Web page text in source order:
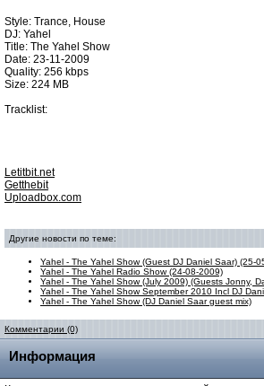
Style: Trance, House
DJ: Yahel
Title: The Yahel Show
Date: 23-11-2009
Quality: 256 kbps
Size: 224 MB
Tracklist:
Letitbit.net
Getthebit
Uploadbox.com
Другие новости по теме:
Yahel - The Yahel Show (Guest DJ Daniel Saar) (25-
Yahel - The Yahel Radio Show (24-08-2009)
Yahel - The Yahel Show (July 2009) (Guests Jonny,
Yahel - The Yahel Show September 2010 Incl DJ
Yahel - The Yahel Show (DJ Daniel Saar guest mix)
Комментарии (0)
Информация